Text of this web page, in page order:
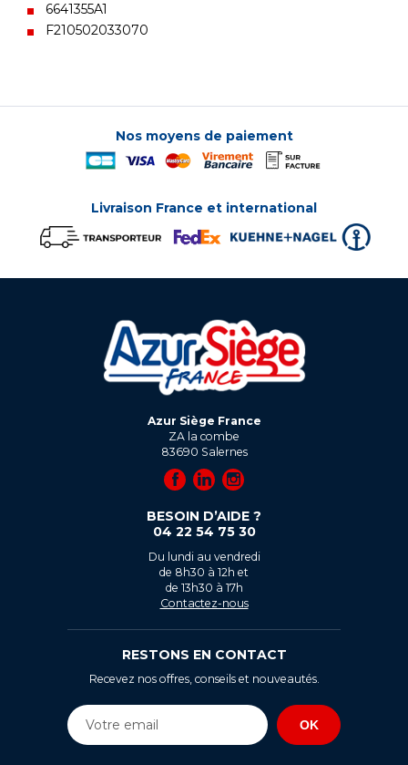
6641355A1
F210502033070
Nos moyens de paiement
Livraison France et international
Azur Siège France
ZA la combe
83690 Salernes
BESOIN D’AIDE ?
04 22 54 75 30
Du lundi au vendredi
de 8h30 à 12h et
de 13h30 à 17h
Contactez-nous
RESTONS EN CONTACT
Recevez nos offres, conseils et nouveautés.